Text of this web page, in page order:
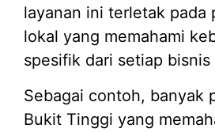
layanan ini terletak pada
lokal yang memahami
spesifik dari setiap
Sebagai contoh, banyak
Bukit Tinggi yang